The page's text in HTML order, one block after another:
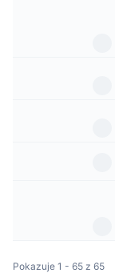
Pokazuje 1 - 65 z 65